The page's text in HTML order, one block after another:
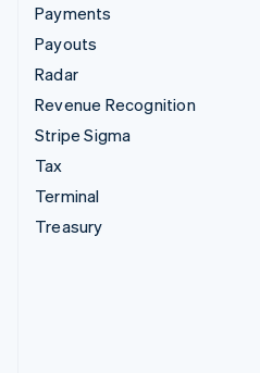
Payments
Payouts
Radar
Revenue Recognition
Stripe Sigma
Tax
Terminal
Treasury